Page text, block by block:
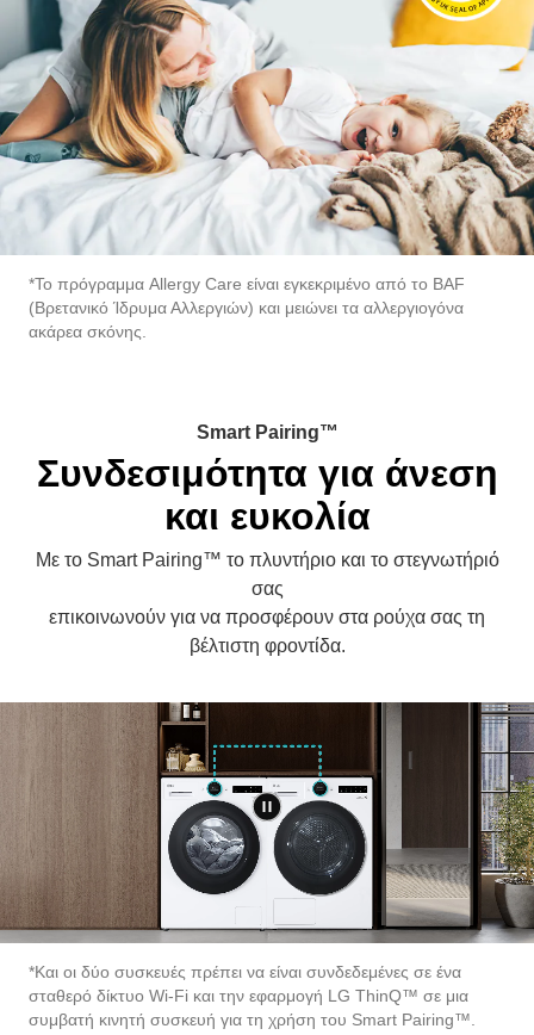
*Το πρόγραμμα Allergy Care είναι εγκεκριμένο από το BAF
(Βρετανικό Ίδρυμα Αλλεργιών) και μειώνει τα αλλεργιογόνα
ακάρεα σκόνης.
Smart Pairing™
Συνδεσιμότητα για άνεση
και ευκολία
Με το Smart Pairing™ το πλυντήριο και το στεγνωτήριό
σας
επικοινωνούν για να προσφέρουν στα ρούχα σας τη
βέλτιστη φροντίδα.
*Και οι δύο συσκευές πρέπει να είναι συνδεδεμένες σε ένα
σταθερό δίκτυο Wi-Fi και την εφαρμογή LG ThinQ™ σε μια
συμβατή κινητή συσκευή για τη χρήση του Smart Pairing™.